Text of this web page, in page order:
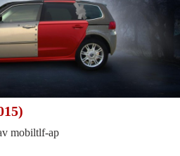
mobiltlf-ap